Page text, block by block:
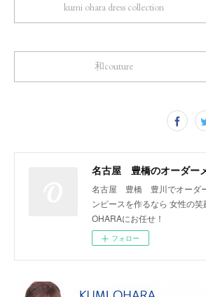
kumi ohara dress collection
和couture
名古屋 豊橋 豊川でオーダ
ンピースを作るなら 女性の
OHARAにお任せ！
フォロー